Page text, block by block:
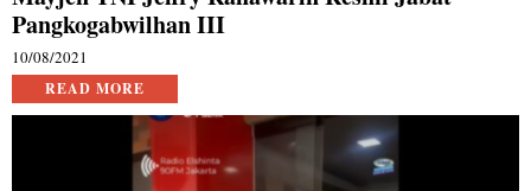
Pangkogabwilhan III
10/08/2021
READ MORE